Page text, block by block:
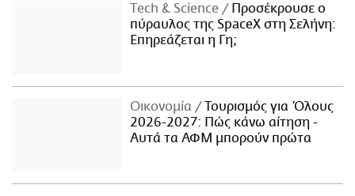
Τech & Science
Προσέκρουσε ο
πύραυλος της SpaceX στη Σελήνη:
Επηρεάζεται η Γη;
Οικονομία
Τουρισμός για Όλους
2026-2027: Πώς κάνω αίτηση -
Αυτά τα ΑΦΜ μπορούν πρώτα